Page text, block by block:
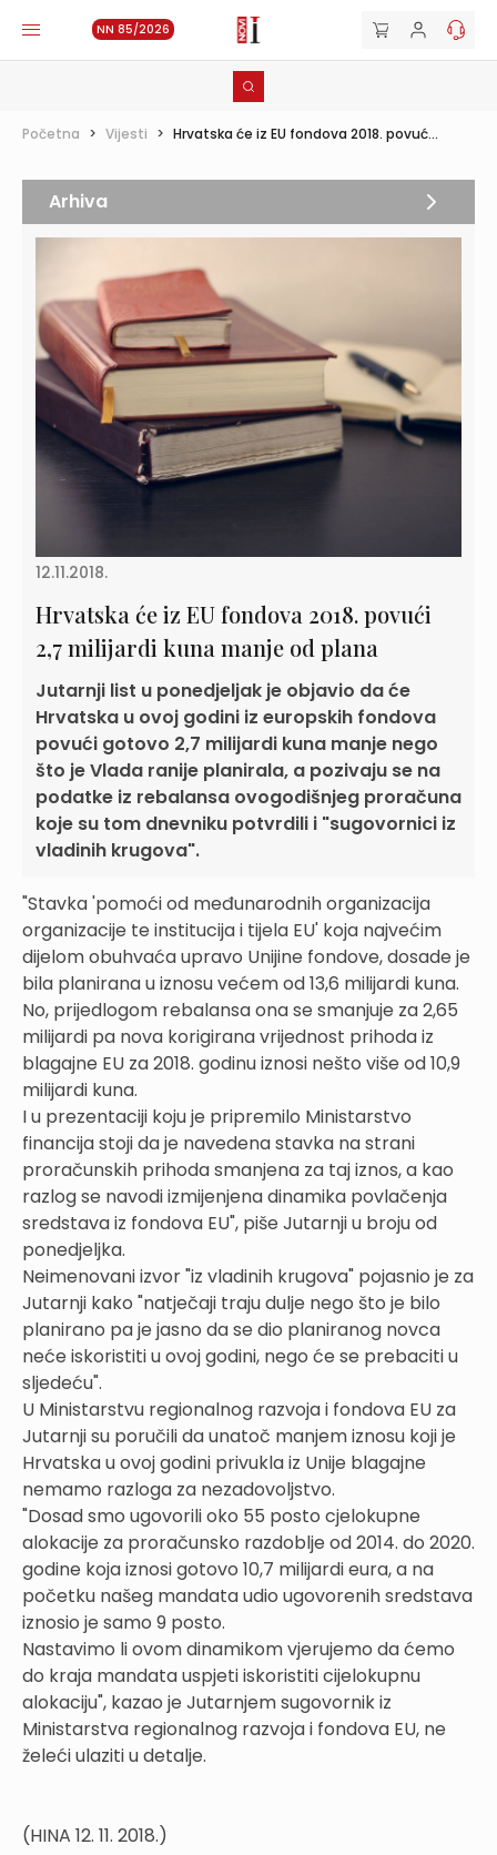
NN 85/2026
Početna > Vijesti > Hrvatska će iz EU fondova 2018. povuć...
12.11.2018.
Hrvatska će iz EU fondova 2018. povući
2,7 milijardi kuna manje od plana
Jutarnji list u ponedjeljak je objavio da će
Hrvatska u ovoj godini iz europskih fondova
povući gotovo 2,7 milijardi kuna manje nego
što je Vlada ranije planirala, a pozivaju se na
podatke iz rebalansa ovogodišnjeg proračuna
koje su tom dnevniku potvrdili i "sugovornici iz
vladinih krugova".
"Stavka 'pomoći od međunarodnih organizacija
organizacije te institucija i tijela EU' koja najvećim
dijelom obuhvaća upravo Unijine fondove, dosade je
bila planirana u iznosu većem od 13,6 milijardi kuna.
No, prijedlogom rebalansa ona se smanjuje za 2,65
milijardi pa nova korigirana vrijednost prihoda iz
blagajne EU za 2018. godinu iznosi nešto više od 10,9
milijardi kuna.
I u prezentaciji koju je pripremilo Ministarstvo
financija stoji da je navedena stavka na strani
proračunskih prihoda smanjena za taj iznos, a kao
razlog se navodi izmijenjena dinamika povlačenja
sredstava iz fondova EU", piše Jutarnji u broju od
ponedjeljka.
Neimenovani izvor "iz vladinih krugova" pojasnio je za
Jutarnji kako "natječaji traju dulje nego što je bilo
planirano pa je jasno da se dio planiranog novca
neće iskoristiti u ovoj godini, nego će se prebaciti u
sljedeću".
U Ministarstvu regionalnog razvoja i fondova EU za
Jutarnji su poručili da unatoč manjem iznosu koji je
Hrvatska u ovoj godini privukla iz Unije blagajne
nemamo razloga za nezadovoljstvo.
"Dosad smo ugovorili oko 55 posto cjelokupne
alokacije za proračunsko razdoblje od 2014. do 2020.
godine koja iznosi gotovo 10,7 milijardi eura, a na
početku našeg mandata udio ugovorenih sredstava
iznosio je samo 9 posto.
Nastavimo li ovom dinamikom vjerujemo da ćemo
do kraja mandata uspjeti iskoristiti cijelokupnu
alokaciju", kazao je Jutarnjem sugovornik iz
Ministarstva regionalnog razvoja i fondova EU, ne
želeći ulaziti u detalje.
(HINA 12. 11. 2018.)
Arhiva